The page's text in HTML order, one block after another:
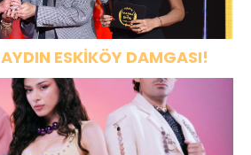
ESKİKÖY DAMGASI!